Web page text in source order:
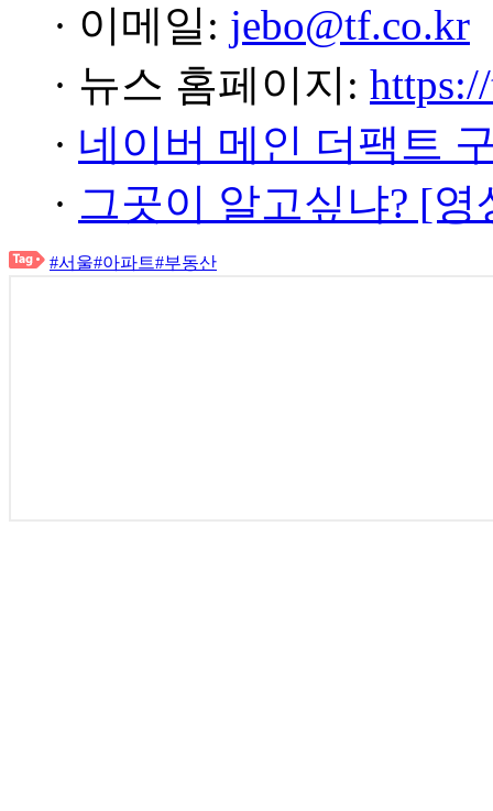
· 이메일: jebo@tf.co.kr
· 뉴스 홈페이지:
· 네이버 메인 더팩트
· 그곳이 알고싶냐? [
#서울#아파트#부동산